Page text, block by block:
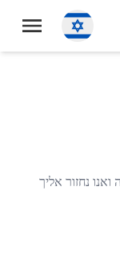
תַפרִיט
נחזור אליך